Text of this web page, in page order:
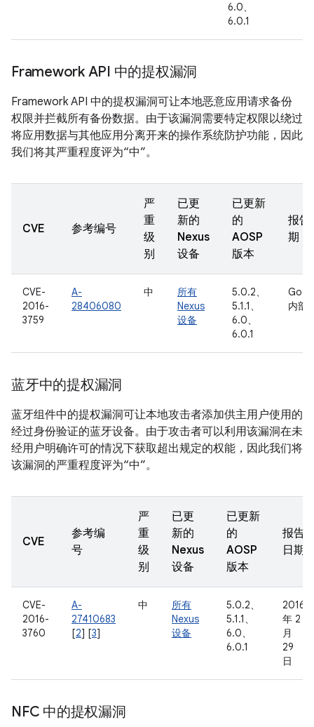
6.0、
6.0.1
Framework API 中的提权漏洞
Framework API 中的提权漏洞可让本地恶意应用请求备份
权限并拦截所有备份数据。由于该漏洞需要特定权限以绕过
将应用数据与其他应用分离开来的操作系统防护功能，因此
我们将其严重程度评为“中”。
CVE 参考编号
严
重
级
别
已更
新的
Nexus
设备
已更新
的
AOSP
版本
报告
期
CVE-
2016-
3759
A-
28406080
中
所有
Nexus
设备
5.0.2、
5.1.1、
6.0、
6.0.1
内部
蓝牙中的提权漏洞
蓝牙组件中的提权漏洞可让本地攻击者添加供主用户使用的
经过身份验证的蓝牙设备。由于攻击者可以利用该漏洞在未
经用户明确许可的情况下获取超出规定的权能，因此我们将
该漏洞的严重程度评为“中”。
CVE
参考编
号
严
重
级
别
已更
新的
Nexus
设备
已更新
的
AOSP
版本
报告
日期
CVE-
2016-
3760
A-
27410683
[2] [3]
中
所有
Nexus
设备
5.0.2、
5.1.1、
6.0、
6.0.1
2016
年 2
月
29
日
NFC 中的提权漏洞